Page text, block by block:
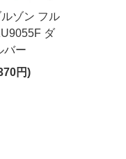
ゾン フル
ダ
バー
円)